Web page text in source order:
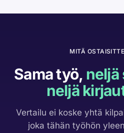
MITÄ
Sama työ, neljä
neljä
Vertailu ei koske yhtä
joka tähän työhön